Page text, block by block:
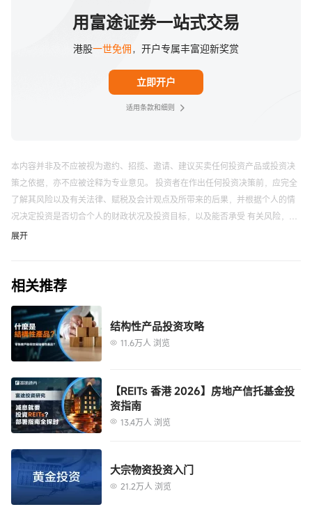
的需求；假设你是为了中短期资产配置而投资债券，或可能
在一年内交易多次，那么投资债券ETF相对更为便利。
用富途证券一站式交易
港股一世免佣，开户专属丰富迎新奖赏
立即开户
适用条款和细则
本内容并非及不应被视为邀约、招揽、邀请、建议买卖任何投资产品或投资决
策之依据，亦不应被诠释为专业意见。 投资者在作出任何投资决策前，应完全
了解其风险以及有关法律、赋税及会计观点及所带来的后果，并根据个人的情
况决定投资是否切合个人的财政状况及投资目标，以及能否承受 有关风险，必
要时应寻求适当的专业意见。
富途应用程序、网站及活动页面上展示的来源自第三方的信息仅供参考，不构
任何投资决定前，投资者应根据自身情况考虑投资产品相关的风险因素，并于
性和原创性，对此富途不做任何保证和承诺。
「富途牛牛」是一站式金融投资交易平台，证券服务由富途证券国际(香港)有限
公司提供。
展开
相关推荐
结构性产品投资攻略
11.6万人 浏览
【REITs 香港 2026】房地产信托基金投
资指南
13.4万人 浏览
大宗物资投资入门
21.2万人 浏览